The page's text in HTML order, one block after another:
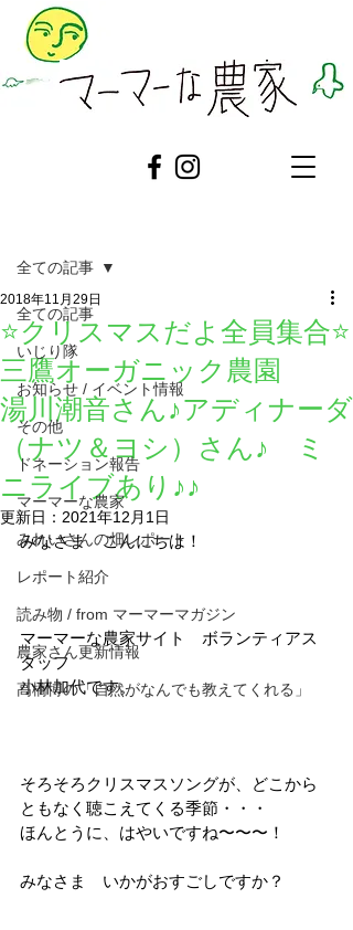
全ての記事
いじり隊
お知らせ / イベント情報
その他
ドネーション報告
マーマーな農家
みれいさんの畑レポート
レポート紹介
読み物 / from マーマーマガジン
農家さん更新情報
高橋博の「自然がなんでも教えてくれる」
全ての記事
⭐クリスマスだよ全員集合⭐
三鷹オーガニック農園
湯川潮音さん♪アディナーダ
（ナツ＆ヨシ）さん♪ ミ
ニライブあり♪♪
2018年11月29日
更新日： 2021年12月1日
みなさま　こんにちは！
マーマーな農家サイト　ボランティアス
タッフ
小林加代です。
そろそろクリスマスソングが、どこから
ともなく聴こえてくる季節・・・
ほんとうに、はやいですね〜〜〜！
みなさま　いかがおすごしですか？